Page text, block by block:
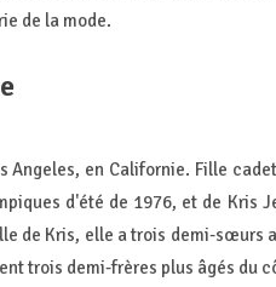
de la mode.
Angeles, en Californie. Fille
d'été de 1976, et de
de Kris, elle a trois demi-sœurs
trois demi-frères plus âgés du